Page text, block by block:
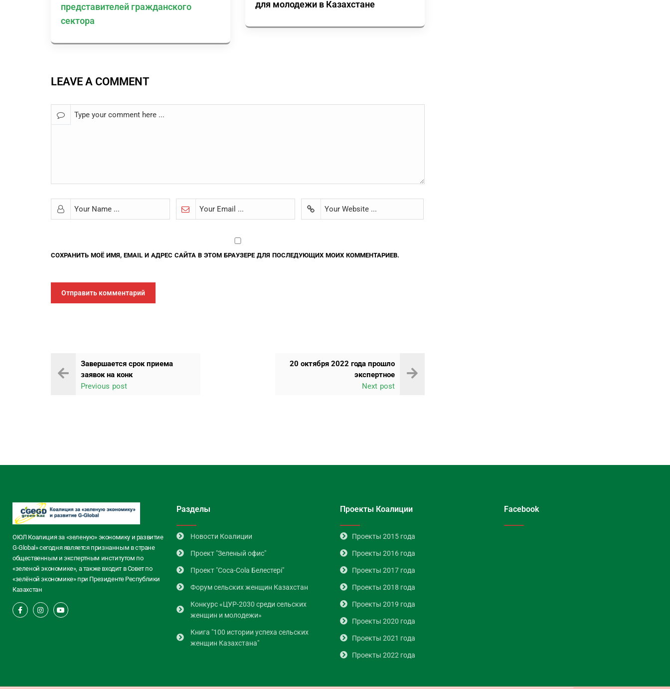
представителей гражданского
сектора
для молодежи в Казахстане
LEAVE A COMMENT
СОХРАНИТЬ МОЁ ИМЯ, EMAIL И АДРЕС САЙТА В ЭТОМ БРАУЗЕРЕ ДЛЯ ПОСЛЕДУЮЩИХ МОИХ КОММЕНТАРИЕВ.
Завершается срок приема
заявок на конк
Previous post
20 октября 2022 года прошло
экспертное
Next post
ОЮЛ Коалиция за «зеленую» экономику и развитие
G-Global» сегодня является признанным в стране
общественным и экспертным институтом по
«зеленой экономике», а также входит в Совет по
«зелёной экономике» при Президенте Республики
Казахстан
Разделы
Новости Коалиции
Проект "Зеленый офис"
Проект "Coca-Cola Белестері"
Форум сельских женщин Казахстан
Конкурс «ЦУР-2030 среди сельских
женщин и молодежи»
Книга "100 истории успеха сельских
женщин Казахстана"
Проекты Коалиции
Проекты 2015 года
Проекты 2016 года
Проекты 2017 года
Проекты 2018 года
Проекты 2019 года
Проекты 2020 года
Проекты 2021 года
Проекты 2022 года
Facebook